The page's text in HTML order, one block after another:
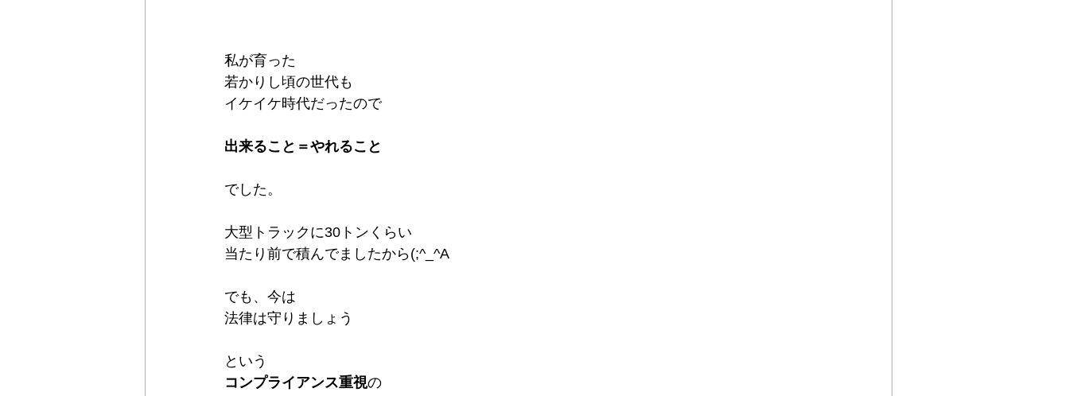
私が育った
若かりし頃の世代も
イケイケ時代だったので
出来ること＝やれること
でした。
大型トラックに30トンくらい
当たり前で積んでましたから(;^_^A
でも、今は
法律は守りましょう
という
コンプライアンス重視の